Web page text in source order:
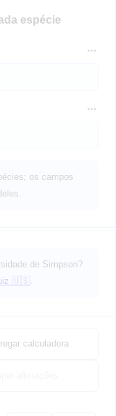
espécie
os campos
de Simpson?
🇺🇸 .
calculadora